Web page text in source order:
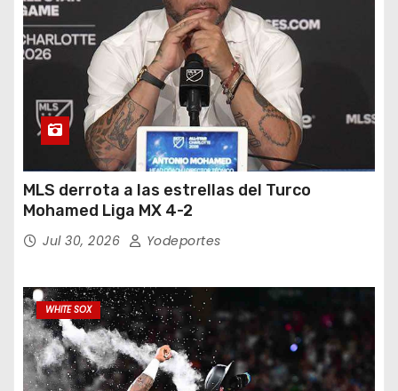
MLS derrota a las estrellas del Turco
Mohamed Liga MX 4-2
Jul 30, 2026 Yodeportes
WHITE SOX